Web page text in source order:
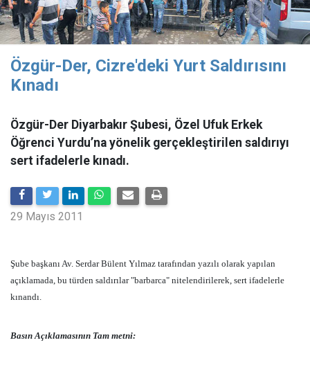
Özgür-Der, Cizre'deki Yurt Saldırısını
Kınadı
Özgür-Der Diyarbakır Şubesi, Özel Ufuk Erkek
Öğrenci Yurdu’na yönelik gerçekleştirilen saldırıyı
sert ifadelerle kınadı.
29 Mayıs 2011
Şube başkanı Av. Serdar Bülent Yılmaz tarafından yazılı olarak yapılan
açıklamada, bu türden saldırılar "barbarca" nitelendirilerek, sert ifadelerle
kınandı.
Basın Açıklamasının Tam metni: